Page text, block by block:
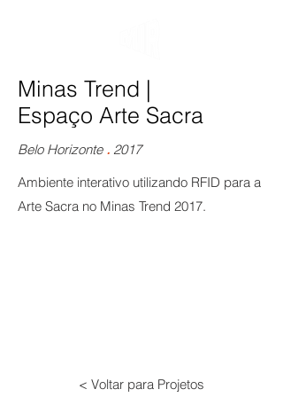
Minas Trend |
Espaço Arte Sacra
Belo Horizonte . 2017
Ambiente interativo utilizando RFID para a
Arte Sacra no Minas Trend 2017.
< Voltar para Projetos